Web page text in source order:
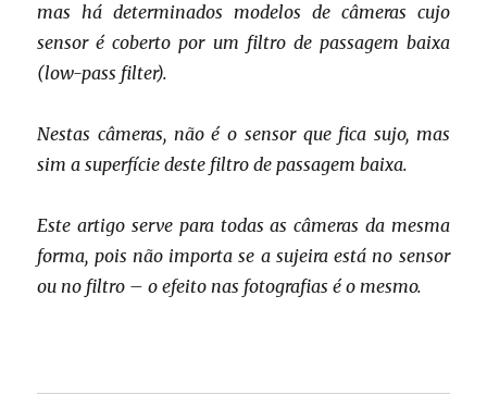
mas há determinados modelos de câmeras cujo
sensor é coberto por um filtro de passagem baixa
(low-pass filter).
Nestas câmeras, não é o sensor que fica sujo, mas
sim a superfície deste filtro de passagem baixa.
Este artigo serve para todas as câmeras da mesma
forma, pois não importa se a sujeira está no sensor
ou no filtro – o efeito nas fotografias é o mesmo.